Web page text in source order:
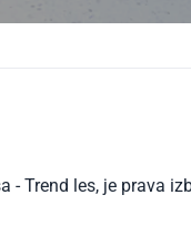
- Trend les, je prava